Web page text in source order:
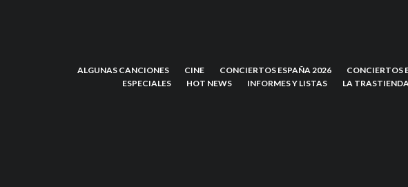
ALGUNAS CANCIONES CINE CONCIERTOS ESPAÑA 2026 CONCIERTOS
ESPECIALES
HOT NEWS INFORMES Y LISTAS LA